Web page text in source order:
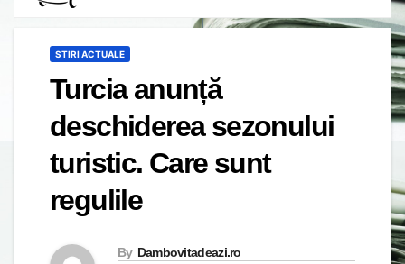
STIRI ACTUALE
Turcia anunță
deschiderea sezonului
turistic. Care sunt
regulile
By Dambovitadeazi.ro